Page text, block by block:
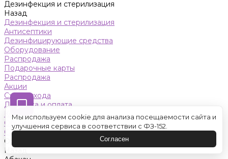
Дезинфекция и стерилизация
Назад
Дезинфекция и стерилизация
Антисептики
Дезинфицирующие средства
Оборудование
Распродажа
Подарочные карты
Распродажа
Акции
Схемы ухода
Доставка и оплата
Контакты
Обучение
Салон красоты
Оренбург
Назад
Мы используем cookie для анализа посещаемости сайта и
улучшения сервиса в соответствии с ФЗ-152.
Согласен